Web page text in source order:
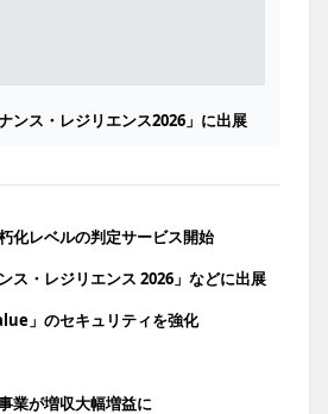
ンス・レジリエンス2026」に出展
化レベルの判定サービス開始
ス・レジリエンス 2026」などに出展
」のセキュリティを強化
業が増収大幅増益に